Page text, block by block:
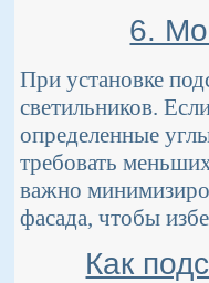
6.
При установке
светильников.
определенные
требовать
важно
фасада, чтобы
Как